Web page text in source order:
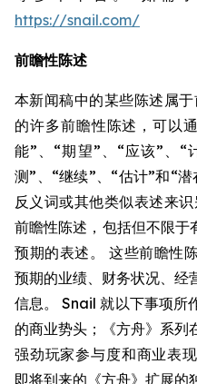
https://snail.com/
前瞻性陈述
本新闻稿中的某些陈述属
的许多前瞻性陈述，可以
能”、“期望”、“应该”、“
测”、“继续”、“估计”和“
反义词或其他类似表述来
前瞻性陈述，包括但不限
预期的表述。 这些前瞻性
预期的业绩、财务状况、经
信息。 Snail 就以下事项所
的商业势头；《方舟》系列
强劲玩家参与度和商业表
即将到来的《方舟》扩展的